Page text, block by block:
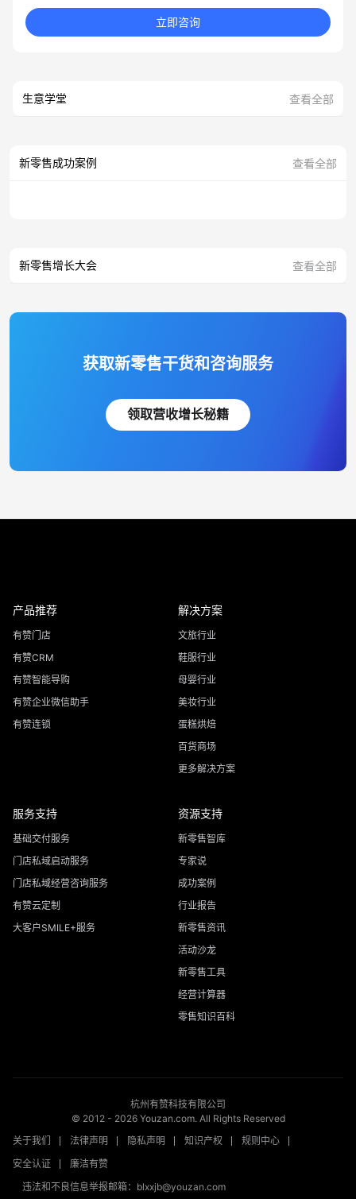
立即咨询
生意学堂 查看全部
新零售成功案例 查看全部
新零售增长大会 查看全部
获取新零售干货和咨询服务
领取营收增长秘籍
产品推荐
有赞门店
有赞CRM
有赞智能导购
有赞企业微信助手
有赞连锁
解决方案
文旅行业
鞋服行业
母婴行业
美妆行业
蛋糕烘焙
百货商场
更多解决方案
服务支持
基础交付服务
门店私域启动服务
门店私域经营咨询服务
有赞云定制
大客户SMILE+服务
资源支持
新零售智库
专家说
成功案例
行业报告
新零售资讯
活动沙龙
新零售工具
经营计算器
零售知识百科
杭州有赞科技有限公司
© 2012 - 2026Youzan.com. All Rights Reserved
关于我们
法律声明 隐私声明 知识产权
规则中心
安全认证
廉洁有赞
违法和不良信息举报邮箱：blxxjb@youzan.com